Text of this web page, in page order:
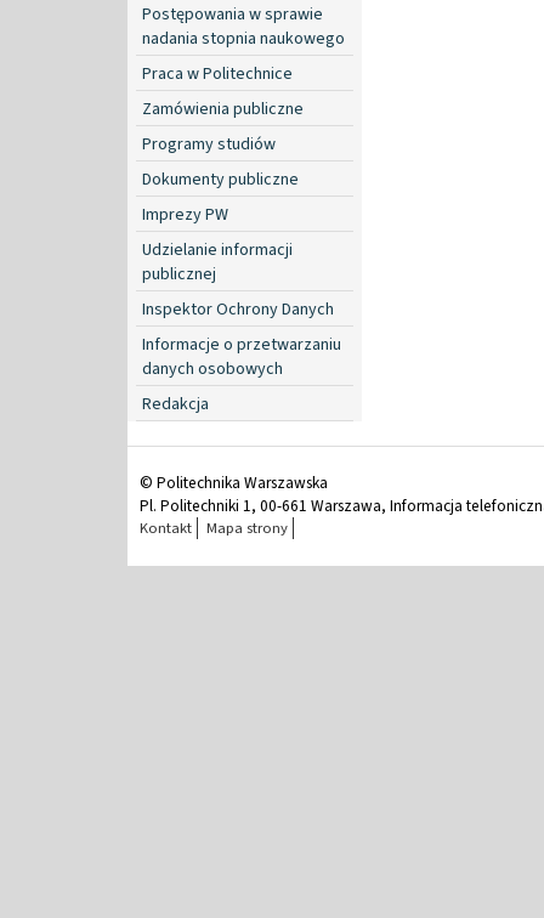
Postępowania w sprawie
nadania stopnia naukowego
Praca w Politechnice
Zamówienia publiczne
Programy studiów
Dokumenty publiczne
Imprezy PW
Udzielanie informacji
publicznej
Inspektor Ochrony Danych
Informacje o przetwarzaniu
danych osobowych
Redakcja
© Politechnika Warszawska
Pl. Politechniki 1, 00-661 Warszawa, Informacja
Kontakt Mapa strony